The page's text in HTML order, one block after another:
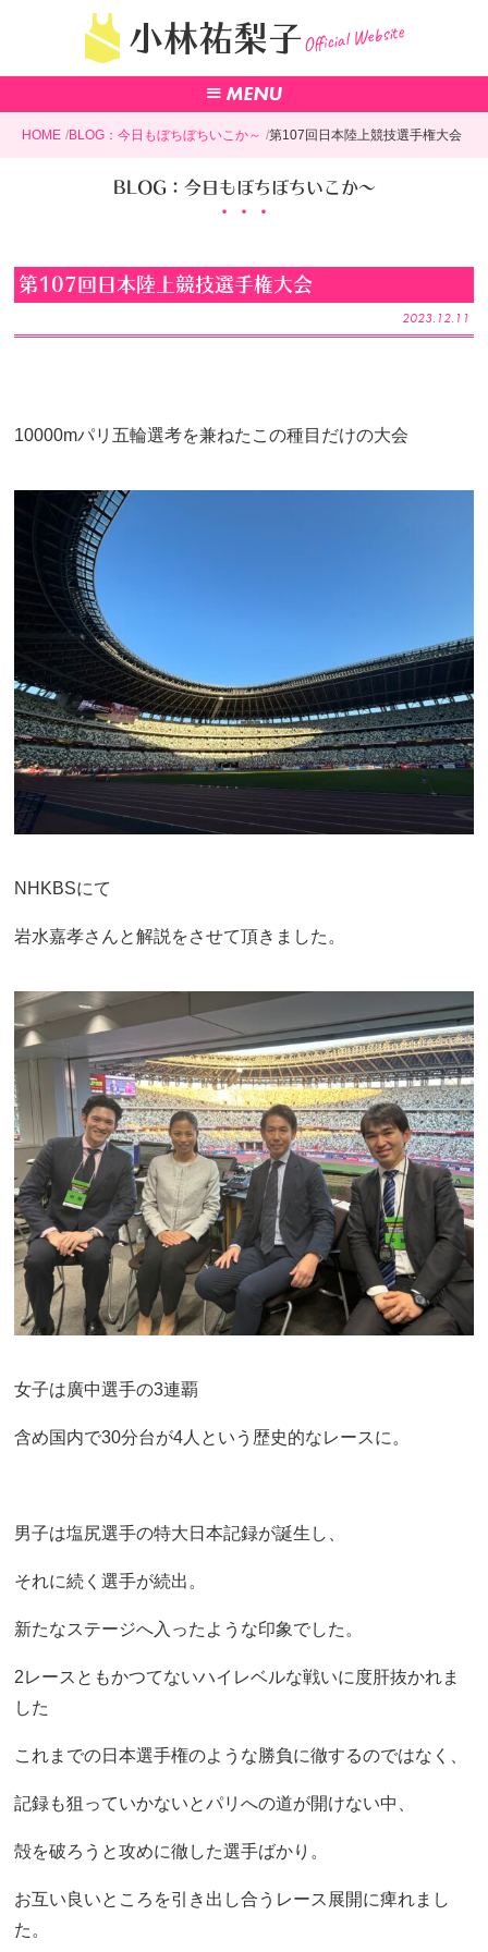
小林祐梨子Official Website
HOME BLOG：今日もぼちぼちいこか～ 第107回日本陸上競技選手権大会
BLOG：今日もぼちぼちいこか～
第107回日本陸上競技選手権大会
2023.12.11
10000mパリ五輪選考を兼ねたこの種目だけの大会
NHKBSにて
岩水嘉孝さんと解説をさせて頂きました。
女子は廣中選手の3連覇
含め国内で30分台が4人という歴史的なレースに。
男子は塩尻選手の特大日本記録が誕生し、
それに続く選手が続出。
新たなステージへ入ったような印象でした。
2レースともかつてないハイレベルな戦いに度肝抜かれま
した
これまでの日本選手権のような勝負に徹するのではなく、
記録も狙っていかないとパリへの道が開けない中、
殻を破ろうと攻めに徹した選手ばかり。
お互い良いところを引き出し合うレース展開に痺れまし
た。